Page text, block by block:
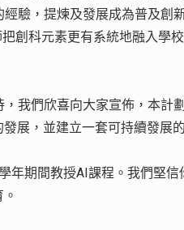
驗，提煉及發展成為普及創
創科元素更有系統地融入學
我們欣喜向大家宣佈，本計
展，並建立一套可持續發展
年期間教授AI課程。我們堅